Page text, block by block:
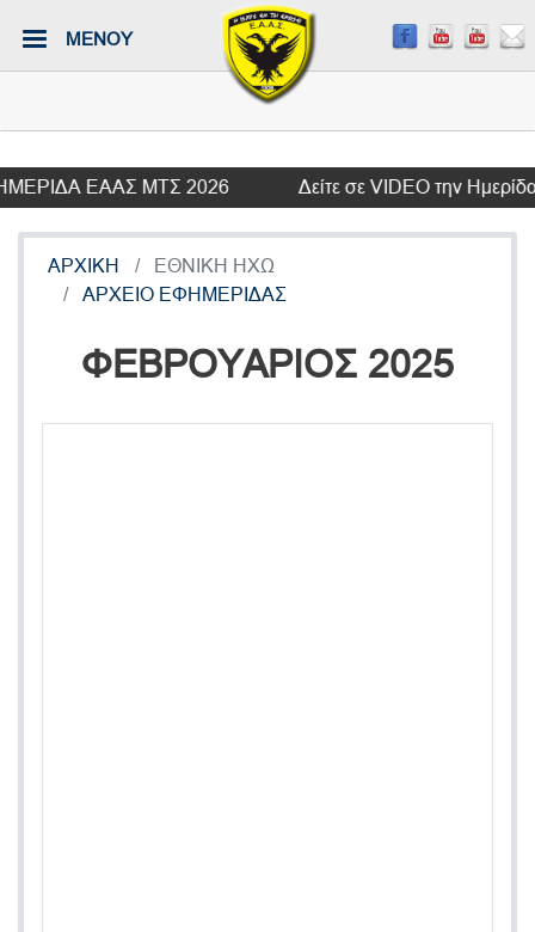
Παράκαμψη
προς
το
κυρίως
περιεχόμενο
ΜΕΝΟΥ
ΕΑΑΣ ΜΤΣ 2026 Δείτε σε VIDEO την
ΑΡΧΙΚΗ
ΕΘΝΙΚΗ ΗΧΩ
ΑΡΧΕΙΟ ΕΦΗΜΕΡΙΔΑΣ
ΦΕΒΡΟΥΑΡΙΟΣ 2025